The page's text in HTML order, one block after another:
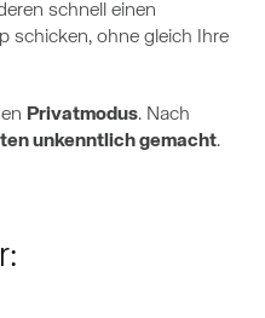
schnell einen
schicken, ohne gleich Ihre
Privatmodus. Nach
unkenntlich gemacht.